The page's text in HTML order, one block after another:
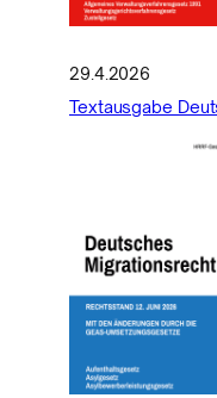
29.4.2026
Textausgabe